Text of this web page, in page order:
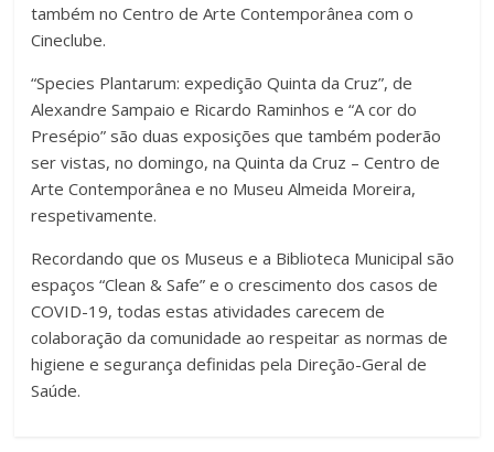
também no Centro de Arte Contemporânea com o
Cineclube.
“Species Plantarum: expedição Quinta da Cruz”, de
Alexandre Sampaio e Ricardo Raminhos e “A cor do
Presépio” são duas exposições que também poderão
ser vistas, no domingo, na Quinta da Cruz – Centro de
Arte Contemporânea e no Museu Almeida Moreira,
respetivamente.
Recordando que os Museus e a Biblioteca Municipal são
espaços “Clean & Safe” e o crescimento dos casos de
COVID-19, todas estas atividades carecem de
colaboração da comunidade ao respeitar as normas de
higiene e segurança definidas pela Direção-Geral de
Saúde.